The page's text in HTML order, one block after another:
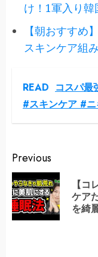
け！1軍入り韓
【朝おすすめ
スキンケア組
READ コスパ最
#スキンケア #
Continue
Reading
Previous
【
ケア
を綺